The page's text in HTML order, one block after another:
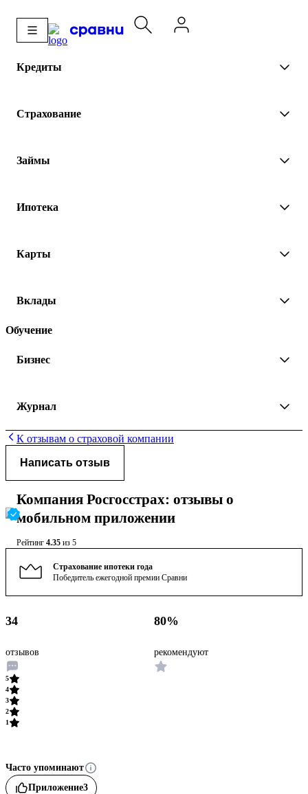
Кредиты
Страхование
Займы
Ипотека
Карты
Вклады
Обучение
Бизнес
Журнал
К отзывам о страховой компании
Написать отзыв
Компания Росгосстрах: отзывы о
мобильном приложении
Рейтинг 4.35 из 5
Страхование ипотеки года
Победитель ежегодной премии Сравни
34
отзывов
80%
рекомендуют
5
4
3
2
1
Часто упоминают
Приложение3